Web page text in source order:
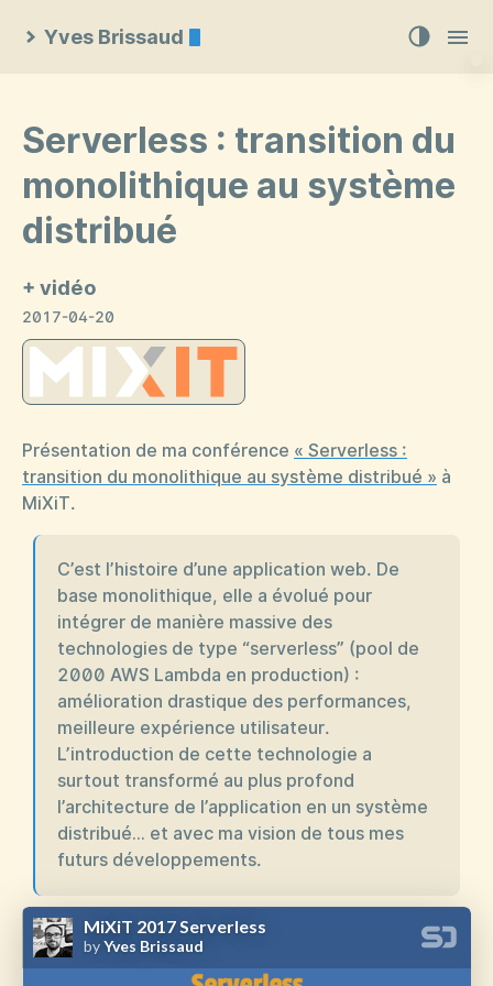
Yves Brissaud
Serverless : transition du
monolithique au système
distribué
+ vidéo
2017-04-20
Présentation de ma conférence « Serverless :
transition du monolithique au système distribué » à
MiXiT.
C’est l’histoire d’une application web. De
base monolithique, elle a évolué pour
intégrer de manière massive des
technologies de type “serverless” (pool de
2000 AWS Lambda en production) :
amélioration drastique des performances,
meilleure expérience utilisateur.
L’introduction de cette technologie a
surtout transformé au plus profond
l’architecture de l’application en un système
distribué… et avec ma vision de tous mes
futurs développements.